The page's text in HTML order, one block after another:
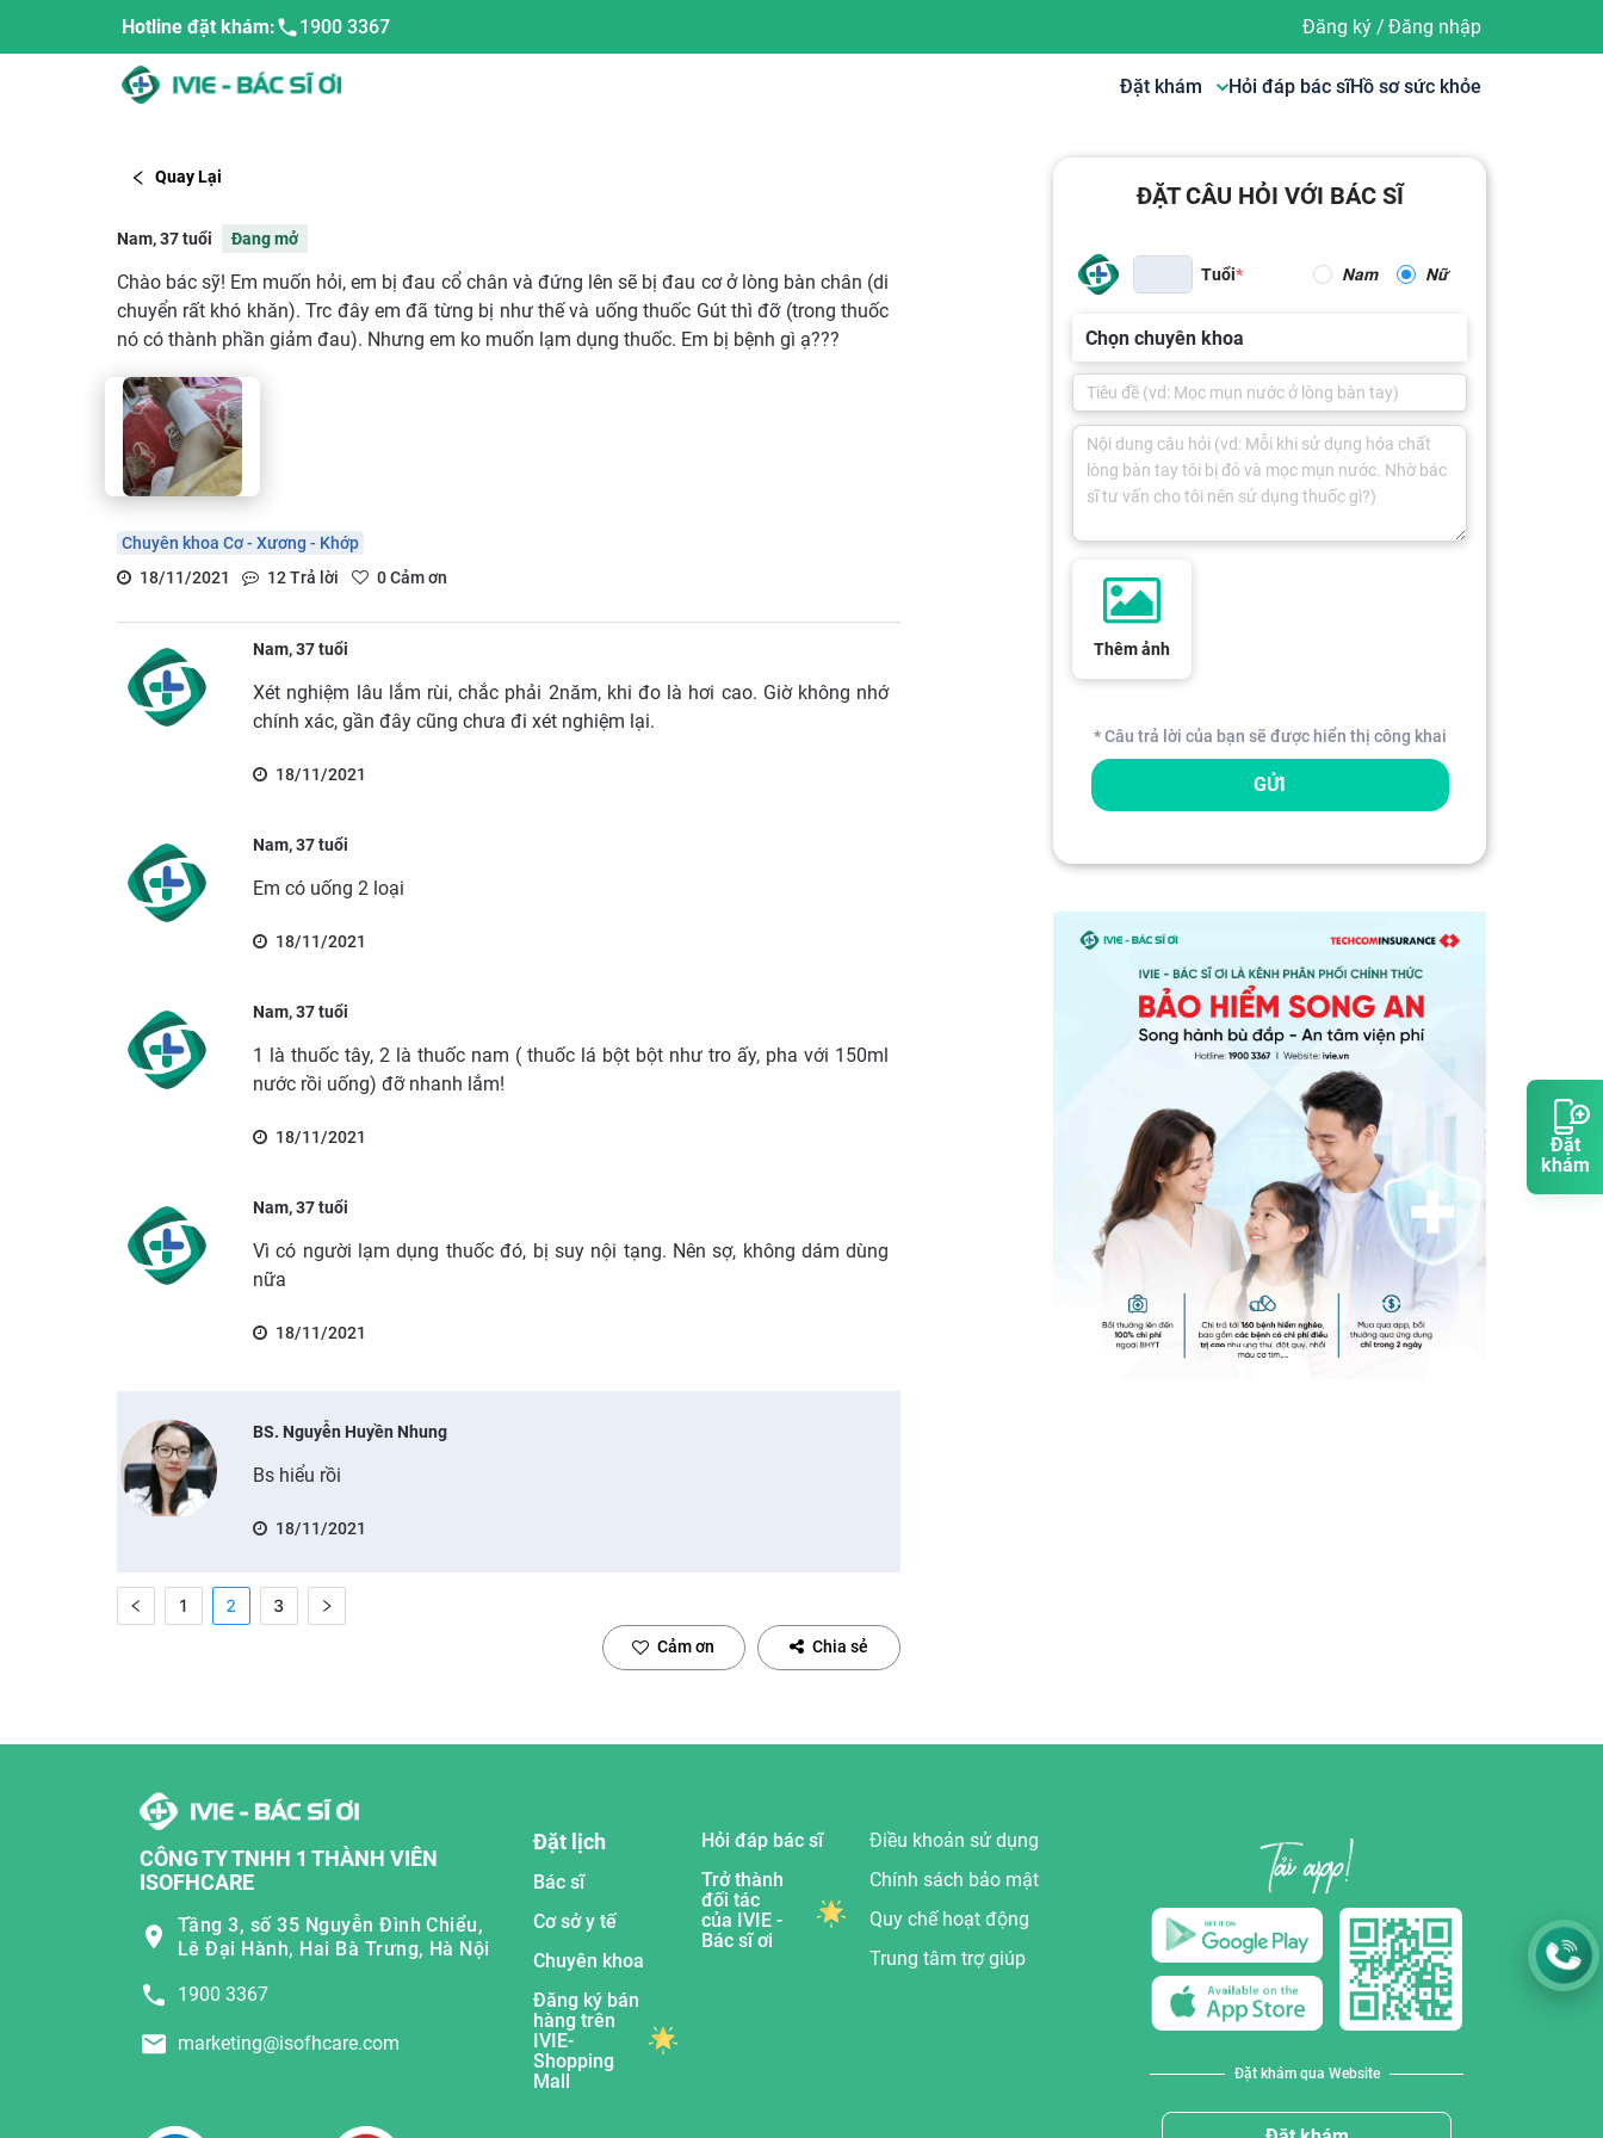
Đặt
khám
Hotline đặt khám: 1900 3367 Đăng ký/ Đăng nhập
Đặt khám Hỏi đáp bác sĩHồ sơ sức khỏe
Quay Lại
Nam, 37 tuổi Đang mở
Chào bác sỹ! Em muốn hỏi, em bị đau cổ chân và đứng lên sẽ bị đau cơ ở lòng bàn chân (di
chuyển rất khó khăn). Trc đây em đã từng bị như thế và uống thuốc Gút thì đỡ (trong thuốc
nó có thành phần giảm đau). Nhưng em ko muốn lạm dụng thuốc. Em bị bệnh gì ạ???
Chuyên khoa Cơ - Xương - Khớp
18/11/2021
12Trả lời 0Cảm ơn
Nam, 37 tuổi
Xét nghiệm lâu lắm rùi, chắc phải 2năm, khi đo là hơi cao. Giờ không nhớ
chính xác, gần đây cũng chưa đi xét nghiệm lại.
18/11/2021
Nam, 37 tuổi
Em có uống 2 loại
18/11/2021
Nam, 37 tuổi
1 là thuốc tây, 2 là thuốc nam ( thuốc lá bột bột như tro ấy, pha với 150ml
nước rồi uống) đỡ nhanh lắm!
18/11/2021
Nam, 37 tuổi
Vì có người lạm dụng thuốc đó, bị suy nội tạng. Nên sợ, không dám dùng
nữa
18/11/2021
BS. Nguyễn Huyền Nhung
Bs hiểu rồi
18/11/2021
1 2 3
Cảm ơn Chia sẻ
ĐẶT CÂU HỎI VỚI BÁC SĨ
Tuổi Nam Nữ
Chọn chuyên khoa
Thêm ảnh
* Câu trả lời của bạn sẽ được hiển thị công khai
GỬI
CÔNG TY TNHH 1 THÀNH VIÊN
ISOFHCARE
Tầng 3, số 35 Nguyễn Đình Chiểu,
Lê Đại Hành, Hai Bà Trưng, Hà Nội
1900 3367
marketing@isofhcare.com
Đặt lịch
Bác sĩ
Cơ sở y tế
Chuyên khoa
Đăng ký bán
hàng trên
IVIE-
Shopping
Mall
Hỏi đáp bác sĩ
Trở thành
đối tác
của IVIE -
Bác sĩ ơi
Điều khoản sử dụng
Chính sách bảo mật
Quy chế hoạt động
Trung tâm trợ giúp
Đặt khám qua Website